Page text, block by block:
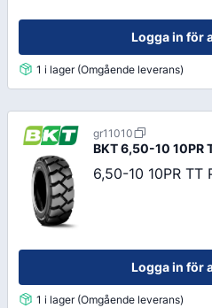
Logga in för
1 i lager (Omgående leverans)
gr11010
BKT6,50-10 10PR
6,50-10 10PR TT
Logga in för
1 i lager (Omgående leverans)